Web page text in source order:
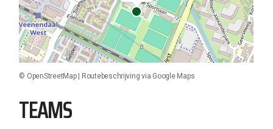
© OpenStreetMap| Routebeschrijving via Google Maps
TEAMS